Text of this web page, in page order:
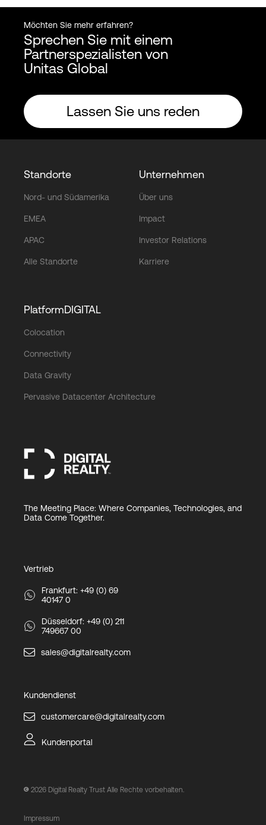
Möchten Sie mehr erfahren?
Sprechen Sie mit einem
Partnerspezialisten von
Unitas Global
Lassen Sie uns reden
Standorte
Nord- und Südamerika
EMEA
APAC
Alle Standorte
Unternehmen
Über uns
Impact
Investor Relations
Karriere
PlatformDIGITAL
Colocation
Connectivity
Data Gravity
Pervasive Datacenter Architecture
The Meeting Place: Where Companies, Technologies, and
Data Come Together.
Vertrieb
Frankfurt: +49 (0) 69
40147 0
Düsseldorf: +49 (0) 211
749667 00
sales@digitalrealty.com
Kundendienst
customercare@digitalrealty.com
Kundenportal
2026 Digital Realty Trust Alle Rechte vorbehalten.
Impressum